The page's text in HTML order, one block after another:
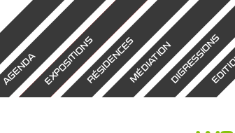
AGENDAEXPOSITIONSRÉSIDENCESMÉDIATIONDIGRESSIONS